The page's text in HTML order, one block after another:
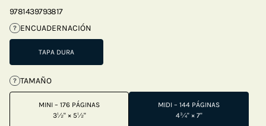
9781439793817
? ENCUADERNACIÓN
TAPA DURA
? TAMAÑO
MINI – 176 PÁGINAS
3½" × 5½"
MIDI – 144 PÁGINAS
4¾" × 7"